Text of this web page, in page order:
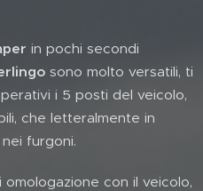
in pochi secondi
sono molto versatili, ti
i 5 posti del veicolo,
che letteralmente in
furgoni.
con il veicolo,